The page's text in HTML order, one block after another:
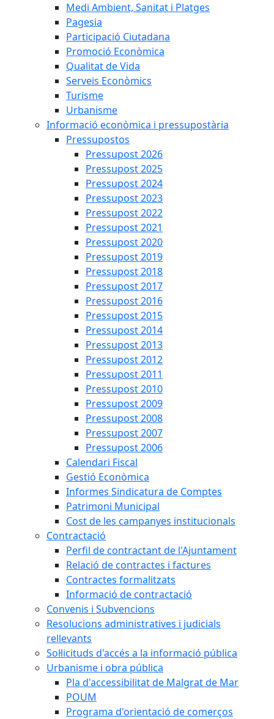
Medi Ambient, Sanitat i Platges
Pagesia
Participació Ciutadana
Promoció Econòmica
Qualitat de Vida
Serveis Econòmics
Turisme
Urbanisme
Informació econòmica i pressupostària
Pressupostos
Pressupost 2026
Pressupost 2025
Pressupost 2024
Pressupost 2023
Pressupost 2022
Pressupost 2021
Pressupost 2020
Pressupost 2019
Pressupost 2018
Pressupost 2017
Pressupost 2016
Pressupost 2015
Pressupost 2014
Pressupost 2013
Pressupost 2012
Pressupost 2011
Pressupost 2010
Pressupost 2009
Pressupost 2008
Pressupost 2007
Pressupost 2006
Calendari Fiscal
Gestió Econòmica
Informes Sindicatura de Comptes
Patrimoni Municipal
Cost de les campanyes institucionals
Contractació
Perfil de contractant de l'Ajuntament
Relació de contractes i factures
Contractes formalitzats
Informació de contractació
Convenis i Subvencions
Resolucions administratives i judicials
rellevants
Sol·licituds d'accés a la informació pública
Urbanisme i obra pública
Pla d'accessibilitat de Malgrat de Mar
POUM
Programa d'orientació de comerços